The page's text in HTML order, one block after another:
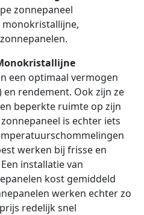
zonnepaneel
een optimaal vermogen
en rendement. Ook zijn ze
beperkte ruimte op zijn
is echter iets
werken bij frisse en
installatie van
kost gemiddeld
werken echter zo
redelijk snel